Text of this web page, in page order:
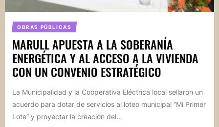
OBRAS PÚBLICAS
MARULL APUESTA A LA SOBERANÍA
ENERGÉTICA Y AL ACCESO A LA VIVIENDA
CON UN CONVENIO ESTRATÉGICO
La Municipalidad y la Cooperativa Eléctrica local sellaron un
acuerdo para dotar de servicios al loteo municipal “Mi Primer
Lote” y proyectar la creación del...